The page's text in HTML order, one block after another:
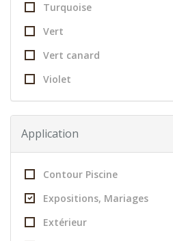
Turquoise
Vert
Vert canard
Violet
Application
Contour Piscine
Expositions, Mariages
Extérieur